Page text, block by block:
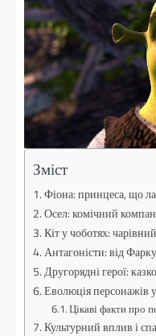
Зміст
Фіона: принцеса, що
Осел: комічний
Кіт у чоботях:
Антагоністи: від
Другорядні герої:
Еволюція персонажів
Цікаві факти про
Культурний вплив і